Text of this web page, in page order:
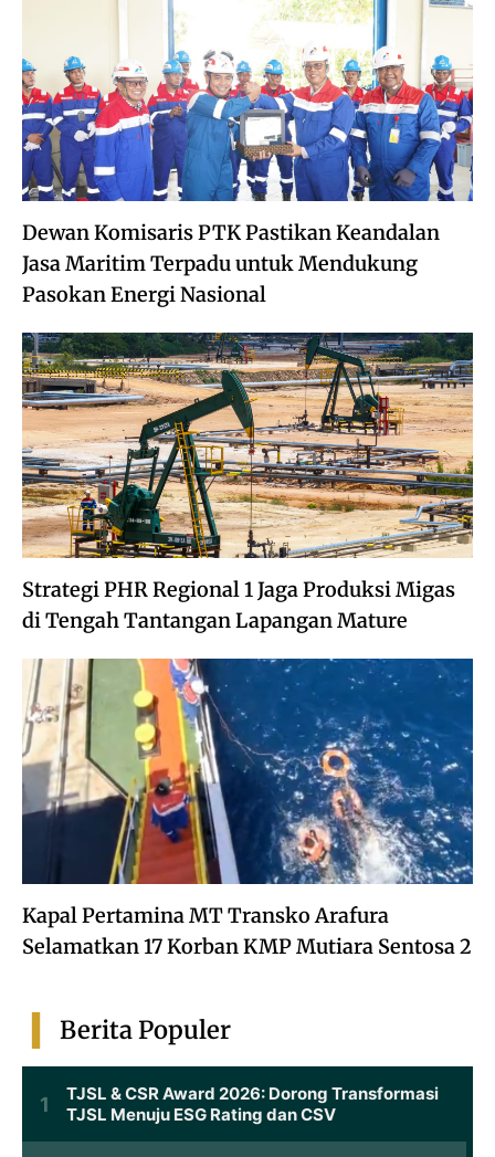
Dewan Komisaris PTK Pastikan Keandalan
Jasa Maritim Terpadu untuk Mendukung
Pasokan Energi Nasional
Strategi PHR Regional 1 Jaga Produksi Migas
di Tengah Tantangan Lapangan Mature
Kapal Pertamina MT Transko Arafura
Selamatkan 17 Korban KMP Mutiara Sentosa 2
Berita Populer